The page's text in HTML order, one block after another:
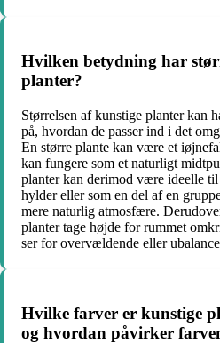
Hvilken betydning har
planter?
Størrelsen af kunstige planter kan
på, hvordan de passer ind i det
En større plante kan være et
kan fungere som et naturligt
planter kan derimod være ideelle
hylder eller som en del af en
mere naturlig atmosfære.
planter tage højde for rummet
ser for overvældende eller
Hvilke farver er kunstige
og hvordan påvirker